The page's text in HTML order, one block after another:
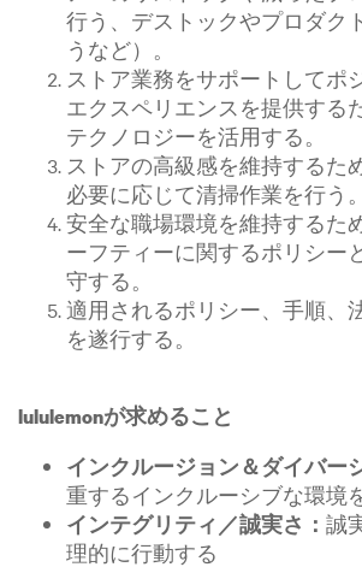
行う、デストックやプロダク
うなど）。
ストア業務をサポートしてポ
エクスペリエンスを提供する
テクノロジーを活用する。
ストアの高級感を維持するた
必要に応じて清掃作業を行う。
安全な職場環境を維持するた
ーフティーに関するポリシー
守する。
適用されるポリシー、手順、
を遂行する。
lululemonが求めること
インクルージョン＆ダイバー
重するインクルーシブな環境
インテグリティ／誠実さ： 誠
理的に行動する